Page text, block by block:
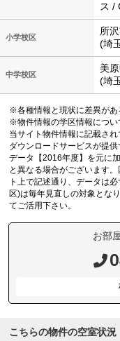
ス /
小学校区
所
(埼
中学校区
美
(埼
※各種情報と現状に差異があ
※物件情報の学区情報につい
当サイト物件情報に記載さ
ダウンロードサービスが提
データ【2016年度】を元に
と異なる場合がございます
ト上で記述通り、データは
区)は毎年見直しの対象とな
てご活用下さい。
お部
こちらの物件の空室状況